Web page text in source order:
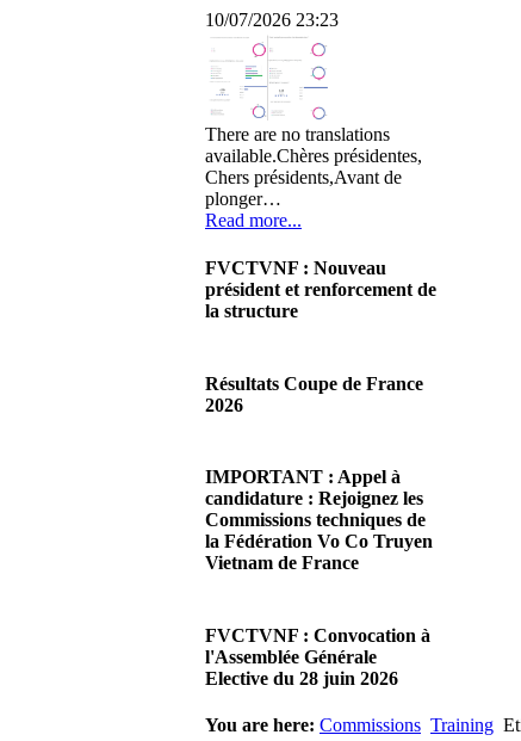
10/07/2026 23:23
There are no translations
available.Chères présidentes,
Chers présidents,Avant de
plonger…
Read more...
FVCTVNF : Nouveau
président et renforcement de
la structure
There are no translations
available.Chères Présidentes,
Read more...
Résultats Coupe de France
2026
There are no translations
available.Cliquez sur ce lien
pour accéder aux résultats
Read more...
IMPORTANT : Appel à
candidature : Rejoignez les
Commissions techniques de
la Fédération Vo Co Truyen
Vietnam de France
There are no translations
available.Madame la
Présidente, Monsieur le
Read more...
FVCTVNF : Convocation à
l'Assemblée Générale
Elective du 28 juin 2026
23/05/2026 23:00
You are here: Commissions Training